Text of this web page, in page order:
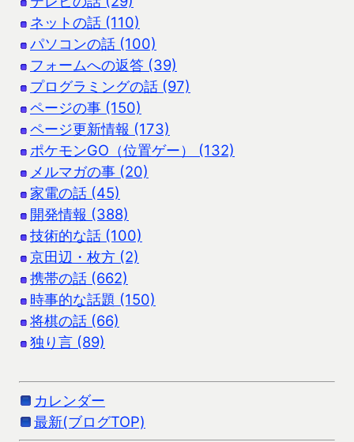
ネットの話 (110)
パソコンの話 (100)
フォームへの返答 (39)
プログラミングの話 (97)
ページの事 (150)
ページ更新情報 (173)
ポケモンGO（位置ゲー） (132)
メルマガの事 (20)
家電の話 (45)
開発情報 (388)
技術的な話 (100)
京田辺・枚方 (2)
携帯の話 (662)
時事的な話題 (150)
将棋の話 (66)
独り言 (89)
カレンダー
最新(ブログTOP)